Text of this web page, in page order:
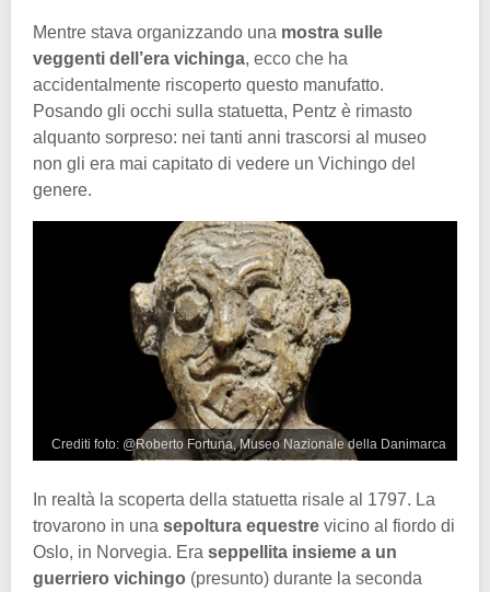
Mentre stava organizzando una mostra sulle
veggenti dell’era vichinga, ecco che ha
accidentalmente riscoperto questo manufatto.
Posando gli occhi sulla statuetta, Pentz è rimasto
alquanto sorpreso: nei tanti anni trascorsi al museo
non gli era mai capitato di vedere un Vichingo del
genere.
Crediti foto: @Roberto Fortuna, Museo Nazionale della Danimarca
In realtà la scoperta della statuetta risale al 1797. La
trovarono in una sepoltura equestre vicino al fiordo di
Oslo, in Norvegia. Era seppellita insieme a un
guerriero vichingo (presunto) durante la seconda